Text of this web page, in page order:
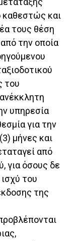
καθεστώς και
τους θέση
την οποία
του
υπηρεσία
για την
μήνες και
από
για όσους δε
του
της